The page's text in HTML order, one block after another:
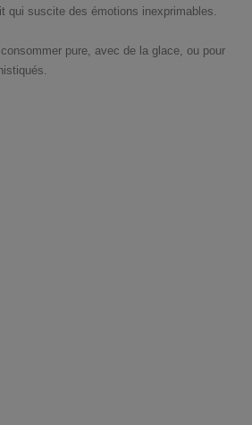
qui suscite des émotions inexprimables.
pure, avec de la glace, ou pour